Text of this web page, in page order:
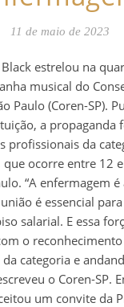
11 de maio de 2023
musical do
Paulo (Coren-SP).
a propaganda
profissionais da
que ocorre entre 12
“A enfermagem
é essencial
salarial. E essa
o
categoria e
o Coren-SP.
um convite da